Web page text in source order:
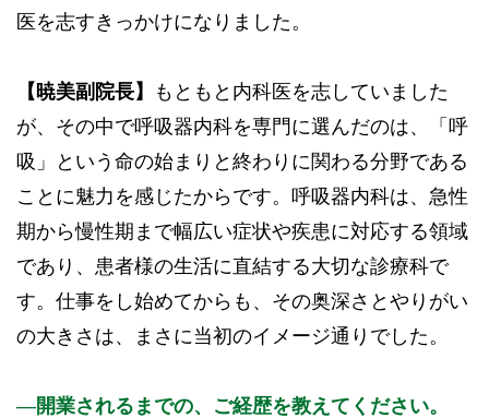
医を志すきっかけになりました。
【暁美副院長】
もともと内科医を志していました
が、その中で呼吸器内科を専門に選んだのは、「呼
吸」という命の始まりと終わりに関わる分野である
ことに魅力を感じたからです。呼吸器内科は、急性
期から慢性期まで幅広い症状や疾患に対応する領域
であり、患者様の生活に直結する大切な診療科で
す。仕事をし始めてからも、その奥深さとやりがい
の大きさは、まさに当初のイメージ通りでした。
開業されるまでの、ご経歴を教えてください。